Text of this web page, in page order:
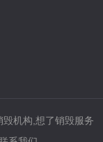
机构,想了销毁服务